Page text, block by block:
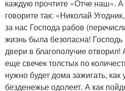
каждую прочтите «Отче наш». А
говорите так: «Николай
за нас Господа рабов
жизнь была безопасна! Господь
двери в благополучие
еще свечек толстых по
нужно будет дома зажигать,
безденежье одолеет. А как